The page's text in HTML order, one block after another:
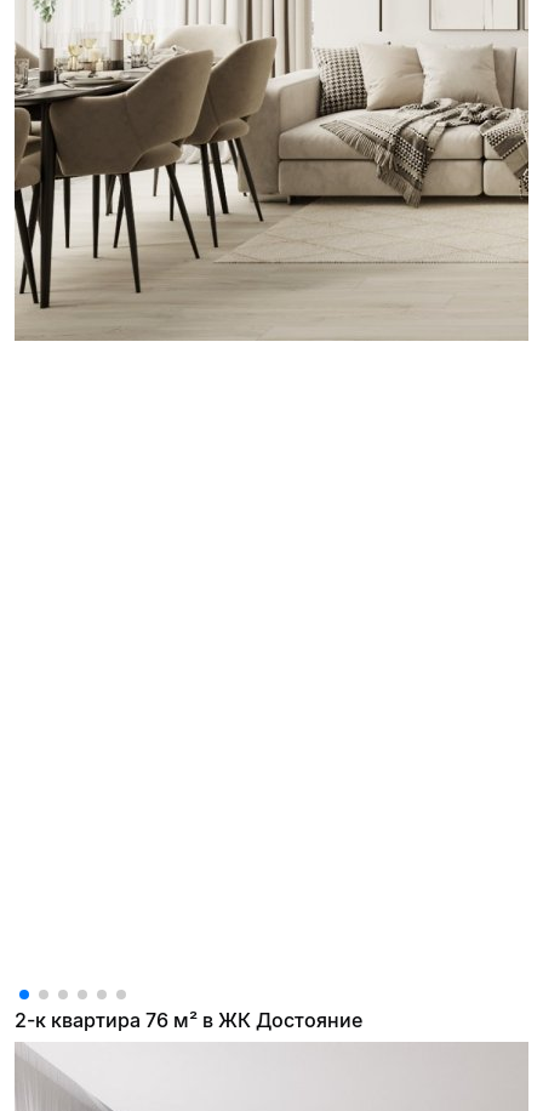
2-к квартира 76 м² в ЖК Достояние